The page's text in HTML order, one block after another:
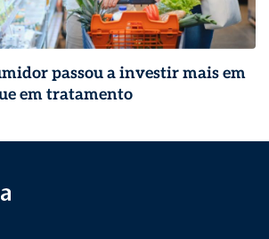
passou a investir mais em
em tratamento